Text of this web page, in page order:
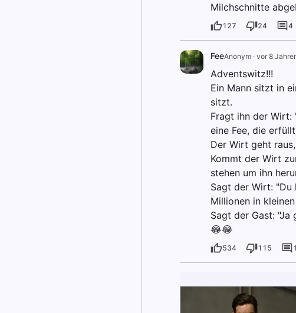
Milchschnitte
127 24 4
FeeAnonym· vor 8
Adventswitz!!!
Ein Mann sitzt in
sitzt.
Fragt ihn der Wirt:
eine Fee, die
Der Wirt geht
Kommt der Wirt
stehen um ihn
Sagt der Wirt: "Du
Millionen in
Sagt der Gast:
😂😂
534 115